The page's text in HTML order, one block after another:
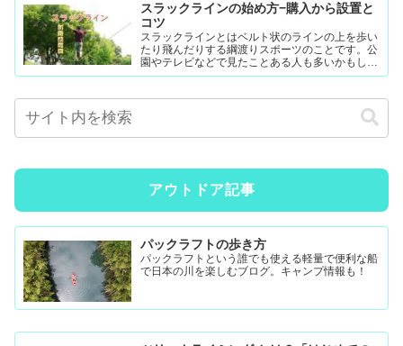
スラックラインの始め方−購入から設置と
コツ
スラックラインとはベルト状のラインの上を歩い
たり飛んだりする綱渡りスポーツのことです。公
園やテレビなどで見たことある人も多いかもしれ
ません。難易度調整が簡単なので幼児から大人ま
アウトドア記事
パックラフトの歩き方
パックラフトという誰でも使える軽量で便利な船
で日本の川を楽しむブログ。キャンプ情報も！